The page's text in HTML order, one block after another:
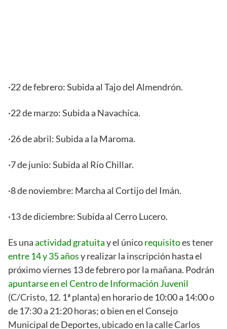
·22 de febrero: Subida al Tajo del Almendrón.
·22 de marzo: Subida a Navachica.
·26 de abril: Subida a la Maroma.
·7 de junio: Subida al Río Chillar.
·8 de noviembre: Marcha al Cortijo del Imán.
·13 de diciembre: Subida al Cerro Lucero.
Es unaactividad gratuitay el únicorequisitoes tener
entre 14 y 35 añosy realizar la inscripción hasta el
próximo viernes 13 de febrero por la mañana. Podrán
apuntarse en el Centro de Información Juvenil
(C/Cristo, 12. 1ª planta) en horario de 10:00 a 14:00 o
de 17:30 a 21:20 horas; o bien en el Consejo
Municipal de Deportes, ubicado en la calle Carlos